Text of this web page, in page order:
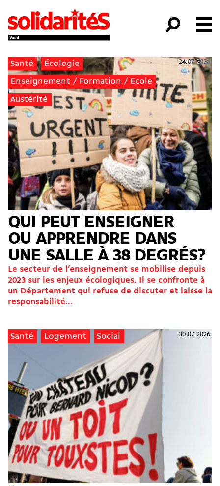
Santé Écologie
Enseignement / Formation / Ecole
Austérité
24.07.2026
QUI PEUT ENSEIGNER
OU APPRENDRE DANS
UNE SALLE À 38 DEGRÉS?
Le secteur de l’enseignement se mobilise depuis
2023 sur les enjeux écologiques. Il se confronte à
un Département qui refuse de discuter et laisse la
responsabilité...
Santé Logement Social 30.07.2026